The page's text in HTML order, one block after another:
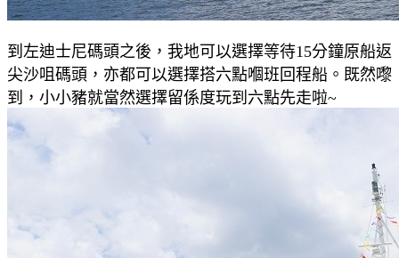
到左迪士尼碼頭之後，我地可以選擇等待15分鐘原船返
尖沙咀碼頭，亦都可以選擇搭六點嗰班回程船。既然嚟
到，小小豬就當然選擇留係度玩到六點先走啦~